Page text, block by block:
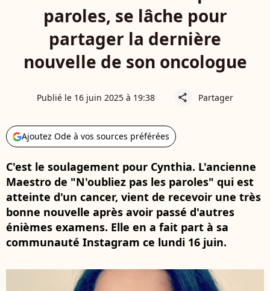
paroles, se lâche pour
partager la dernière
nouvelle de son oncologue
Publié le 16 juin 2025 à 19:38 share Partager
Ajoutez Ode à vos sources préférées
C'est le soulagement pour Cynthia. L'ancienne
Maestro de "N'oubliez pas les paroles" qui est
atteinte d'un cancer, vient de recevoir une très
bonne nouvelle après avoir passé d'autres
énièmes examens. Elle en a fait part à sa
communauté Instagram ce lundi 16 juin.